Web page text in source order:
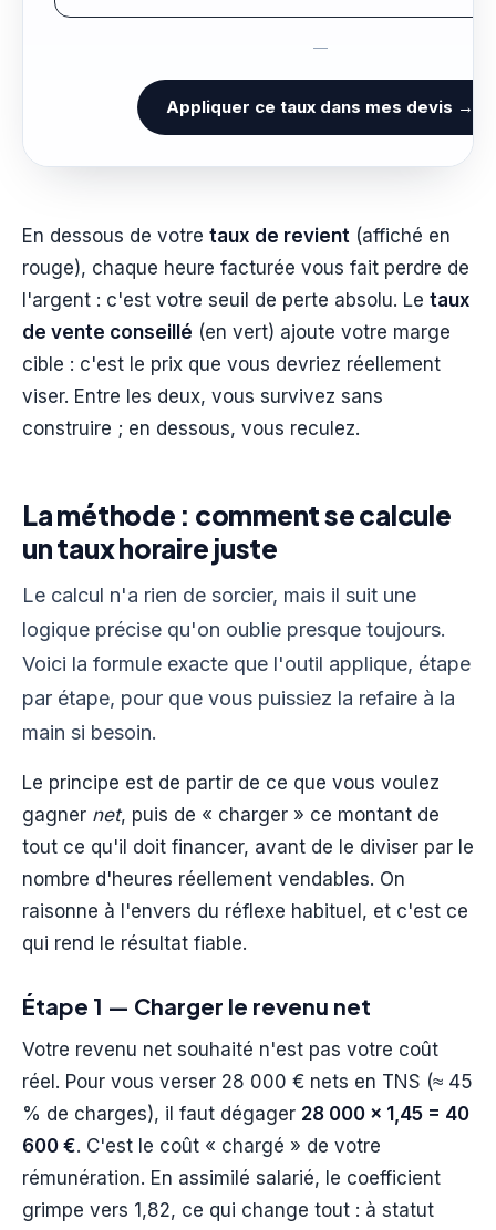
—
Appliquer ce taux dans mes devis →
En dessous de votre taux de revient (affiché en
rouge), chaque heure facturée vous fait perdre de
l'argent : c'est votre seuil de perte absolu. Le taux
de vente conseillé (en vert) ajoute votre marge
cible : c'est le prix que vous devriez réellement
viser. Entre les deux, vous survivez sans
construire ; en dessous, vous reculez.
La méthode : comment se calcule
un taux horaire juste
Le calcul n'a rien de sorcier, mais il suit une
logique précise qu'on oublie presque toujours.
Voici la formule exacte que l'outil applique, étape
par étape, pour que vous puissiez la refaire à la
main si besoin.
Le principe est de partir de ce que vous voulez
gagner net, puis de « charger » ce montant de
tout ce qu'il doit financer, avant de le diviser par le
nombre d'heures réellement vendables. On
raisonne à l'envers du réflexe habituel, et c'est ce
qui rend le résultat fiable.
Étape 1 — Charger le revenu net
Votre revenu net souhaité n'est pas votre coût
réel. Pour vous verser 28 000 € nets en TNS (≈ 45
% de charges), il faut dégager 28 000 × 1,45 = 40
600 €. C'est le coût « chargé » de votre
rémunération. En assimilé salarié, le coefficient
grimpe vers 1,82, ce qui change tout : à statut